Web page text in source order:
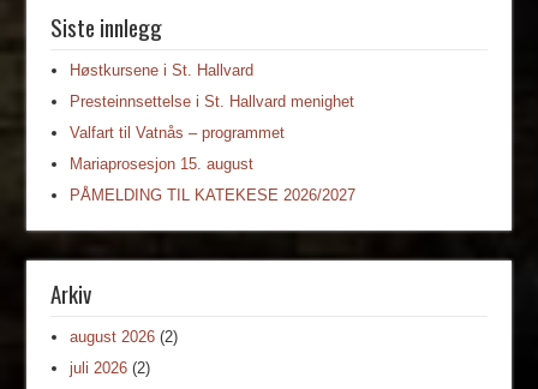
Siste innlegg
Høstkursene i St. Hallvard
Presteinnsettelse i St. Hallvard menighet
Valfart til Vatnås – programmet
Mariaprosesjon 15. august
PÅMELDING TIL KATEKESE 2026/2027
Arkiv
august 2026 (2)
juli 2026 (2)